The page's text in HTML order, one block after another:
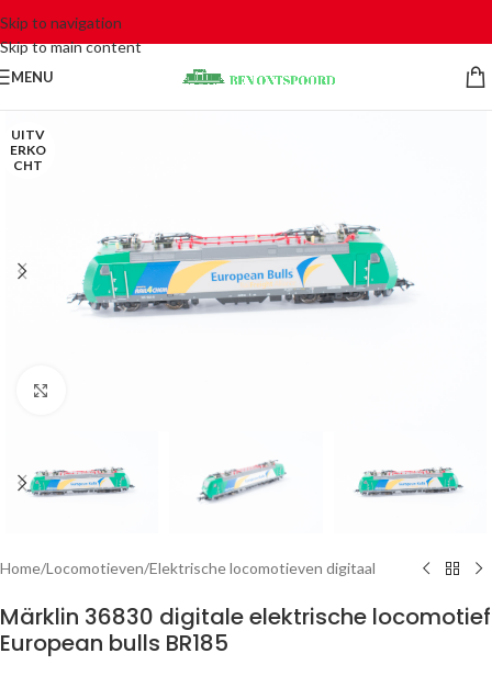
Skip to navigation
Skip to main content
MENU
UITV
ERKO
CHT
Home/Locomotieven/Elektrische locomotieven digitaal
Märklin 36830 digitale elektrische locomotief
European bulls BR185